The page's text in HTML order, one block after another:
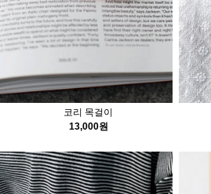
코리 목걸이
13,000원